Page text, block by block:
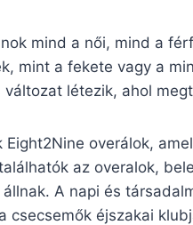
mind a női, mind a
mint a fekete vagy a
változat létezik, ahol
Eight2Nine overálok,
az overalok,
A napi és
csecsemők éjszakai